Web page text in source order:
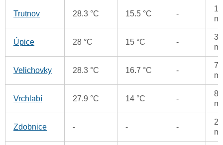
Trutnov 28.3 °C 15.5 °C -
Úpice 28 °C 15 °C -
Velichovky 28.3 °C 16.7 °C -
Vrchlabí 27.9 °C 14 °C -
Zdobnice - - -